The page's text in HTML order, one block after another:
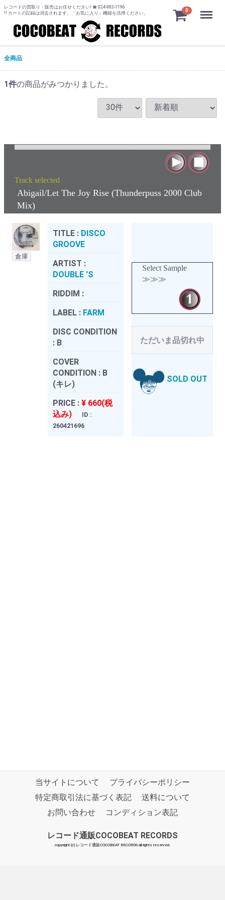
レコードの買取り・販売はお任せください! ☎ 024-983-1196
!! カートの記録は消去されます、「お気に入り」機能を活用ください。
0 Menu
全商品
1件の商品がみつかりました。
Track selected :
Abigail/Let The Joy Rise (Thunderpuss 2000 Club
Mix)
倉庫
TITLE : DISCO
GROOVE
ARTIST :
DOUBLE 'S
RIDDIM :
LABEL : FARM
DISC CONDITION
: B
COVER
CONDITION : B
(キレ)
PRICE : ¥ 660(税
込み)
ID :
260421696
Select Sample
≫≫≫
ただいま品切れ中
SOLD OUT
当サイトについて
プライバシーポリシー
特定商取引法に基づく表記
送料について
お問い合わせ
コンディション表記
レコード通販COCOBEAT RECORDS
copyright (c) レコード通販COCOBEAT RECORDS all rights reserved.